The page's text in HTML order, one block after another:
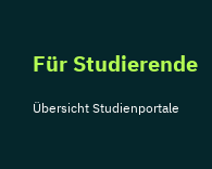
Für Studierende
Übersicht Studienportale